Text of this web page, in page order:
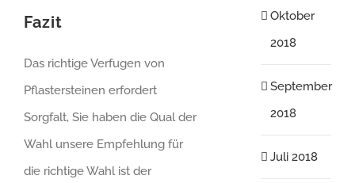
Fazit
Das richtige Verfugen von
Pflastersteinen erfordert
Sorgfalt, Sie haben die Qual der
Wahl unsere Empfehlung für
die richtige Wahl ist der
Oktober
2018
September
2018
Juli 2018